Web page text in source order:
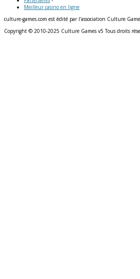
Meilleur casino en ligne
culture-games.com est édité par l'association Culture
Copyright © 2010-2025 Culture Games v5 Tous droits